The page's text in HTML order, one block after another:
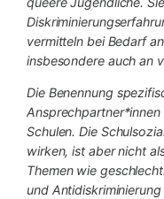
vermitteln bei Bedarf
insbesondere auch an
Die Benennung
Schulen. Die
wirken, ist aber nicht
Themen wie
und